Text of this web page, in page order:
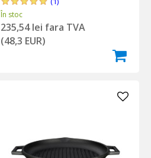
În stoc
235,54 lei fara TVA
(48,3 EUR)